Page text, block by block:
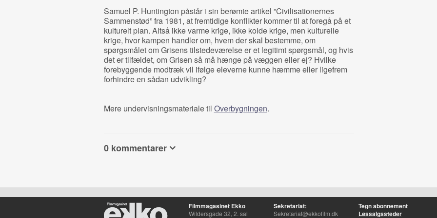
Samuel P. Huntington påstår i sin berømte artikel ”Civilisationernes
Sammenstød” fra 1981, at fremtidige konflikter kommer til at foregå på et
kulturelt plan. Altså ikke varme krige, ikke kolde krige, men kulturelle
krige, hvor kampen handler om, hvem der skal bestemme, om
spørgsmålet om Grisens tilstedeværelse er et legitimt spørgsmål, og hvis
det er tilfældet, om Grisen så må hænge på væggen eller ej? Hvilke
forebyggende modtræk vil ifølge eleverne kunne hæmme eller ligefrem
forhindre en sådan udvikling?
Mere undervisningsmateriale til Overbygningen.
0 kommentarer
Filmmagasinet Ekko
Wildersgade 32, 2. sal
Sekretariat:
Sekretariat@ekkofilm.dk
Tegn abonnement
Løssalgssteder